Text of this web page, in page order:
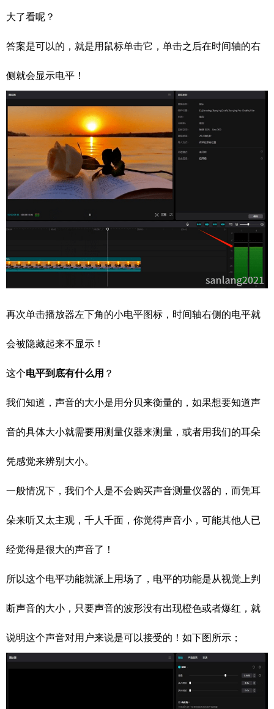
大了看呢？
答案是可以的，就是用鼠标单击它，单击之后在时间轴的右
侧就会显示电平！
再次单击播放器左下角的小电平图标，时间轴右侧的电平就
会被隐藏起来不显示！
这个电平到底有什么用 ？
我们知道，声音的大小是用分贝来衡量的，如果想要知道声
音的具体大小就需要用测量仪器来测量，或者用我们的耳朵
凭感觉来辨别大小。
一般情况下，我们个人是不会购买声音测量仪器的，而凭耳
朵来听又太主观，千人千面，你觉得声音小，可能其他人已
经觉得是很大的声音了！
所以这个电平功能就派上用场了，电平的功能是从视觉上判
断声音的大小，只要声音的波形没有出现橙色或者爆红，就
说明这个声音对用户来说是可以接受的！如下图所示；